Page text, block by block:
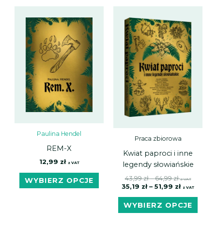
Paulina Hendel
REM-X
12,99 zł z VAT
WYBIERZ OPCJE
produkt
wariantów.
produktu
Praca zbiorowa
Kwiat paproci i inne
legendy słowiańskie
43,99zł–64,99zł
od
43,99 zł
do
64,99 zł
z VAT
35,19 zł – 51,99 zł
od
35,19 zł
do
51,99 zł
z VAT
WYBIERZ OPCJE